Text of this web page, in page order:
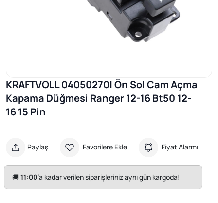
KRAFTVOLL 04050270| Ön Sol Cam Açma
Kapama Düğmesi Ranger 12-16 Bt50 12-
16 15 Pin
Paylaş Favorilere Ekle Fiyat Alarmı
🚚11:00’a kadar verilen siparişleriniz aynı gün kargoda!